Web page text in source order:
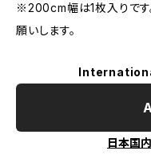
※200cm幅は1枚入りです
願いします。
日本国